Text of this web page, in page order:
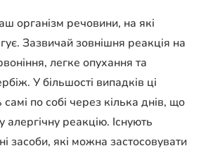
організм речовини, на які
Зазвичай зовнішня реакція на
легке опухання та
У більшості випадків ці
по собі через кілька днів, що
алергічну реакцію. Існують
засоби, які можна застосовувати